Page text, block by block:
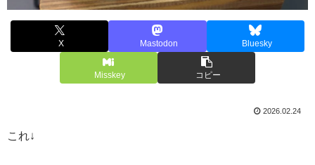
X Mastodon Bluesky
Misskey コピー
2026.02.24
これ↓